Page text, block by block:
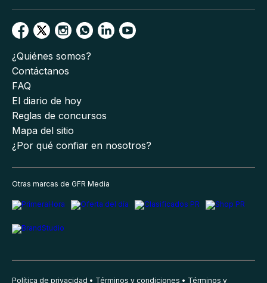
¿Quiénes somos?
Contáctanos
FAQ
El diario de hoy
Reglas de concursos
Mapa del sitio
¿Por qué confiar en nosotros?
Otras marcas de GFR Media
Política de privacidad Términos y condiciones Términos y